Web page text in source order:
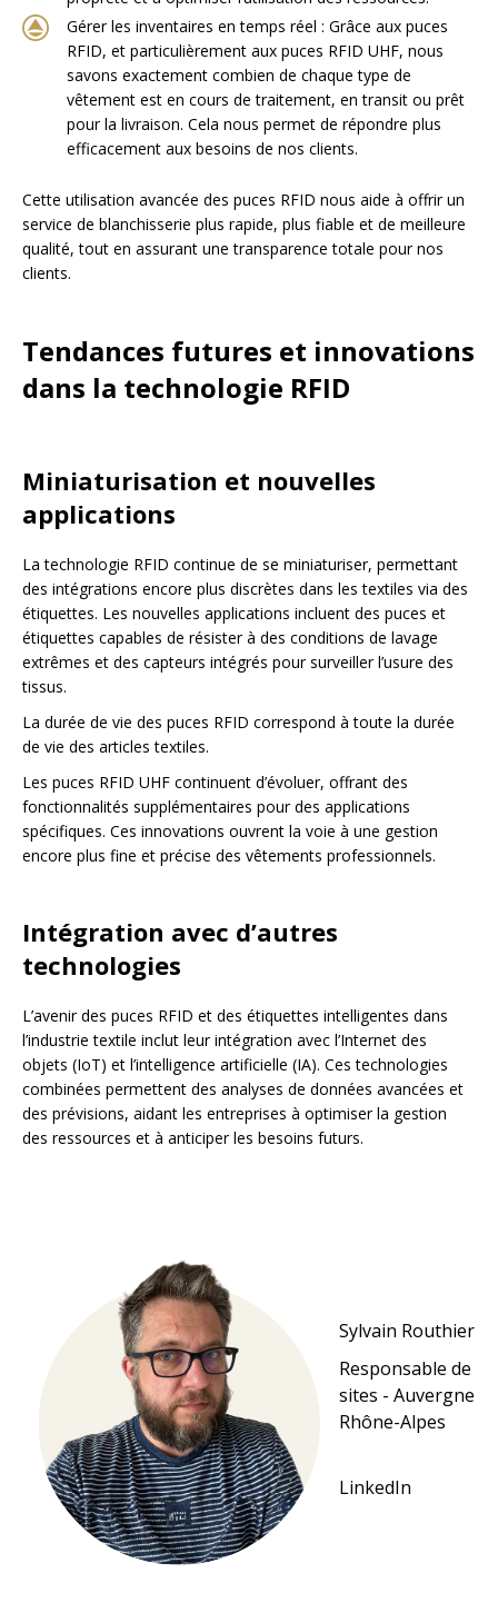
Gérer les inventaires en temps réel : Grâce aux puces
RFID, et particulièrement aux puces RFID UHF, nous
savons exactement combien de chaque type de
vêtement est en cours de traitement, en transit ou prêt
pour la livraison. Cela nous permet de répondre plus
efficacement aux besoins de nos clients.
Cette utilisation avancée des puces RFID nous aide à offrir un
service de blanchisserie plus rapide, plus fiable et de meilleure
qualité, tout en assurant une transparence totale pour nos
clients.
Tendances futures et innovations
dans la technologie RFID
Miniaturisation et nouvelles
applications
La technologie RFID continue de se miniaturiser, permettant
des intégrations encore plus discrètes dans les textiles via des
étiquettes. Les nouvelles applications incluent des puces et
étiquettes capables de résister à des conditions de lavage
extrêmes et des capteurs intégrés pour surveiller l’usure des
tissus.
La durée de vie des puces RFID correspond à toute la durée
de vie des articles textiles.
Les puces RFID UHF continuent d’évoluer, offrant des
fonctionnalités supplémentaires pour des applications
spécifiques. Ces innovations ouvrent la voie à une gestion
encore plus fine et précise des vêtements professionnels.
Intégration avec d’autres
technologies
L’avenir des puces RFID et des étiquettes intelligentes dans
l’industrie textile inclut leur intégration avec l’Internet des
objets (IoT) et l’intelligence artificielle (IA). Ces technologies
combinées permettent des analyses de données avancées et
des prévisions, aidant les entreprises à optimiser la gestion
des ressources et à anticiper les besoins futurs.
Sylvain Routhier
Responsable de
sites - Auvergne
Rhône-Alpes
LinkedIn